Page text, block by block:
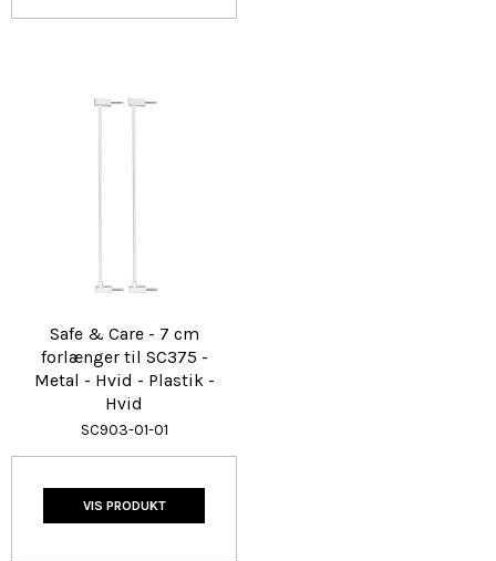
Safe & Care - 7 cm
forlænger til SC375 -
Metal - Hvid - Plastik -
Hvid
SC903-01-01
VIS PRODUKT